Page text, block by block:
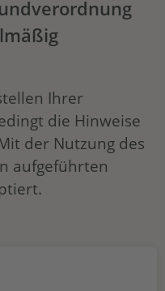
Ihrer
die Hinweise
der Nutzung des
aufgeführten